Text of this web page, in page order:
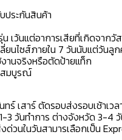
ประกันสินค้า
เว้นแต่อาการเสียที่เกิดจากวั
ยนไซส์ภายใน 7 วันนับแต่วันลู
านจริงหรือตัดป้ายแท็ก
สมบูรณ์
ร์ เสาร์ ตัดรอบส่งรอบเช้าเว
วันทำการ ต่างจังหวัด 3-4 วั
วนในวันสามารเลือกเป็น